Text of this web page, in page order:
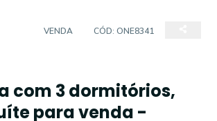
VENDA CÓD: ONE8341
com 3 dormitórios,
para venda -